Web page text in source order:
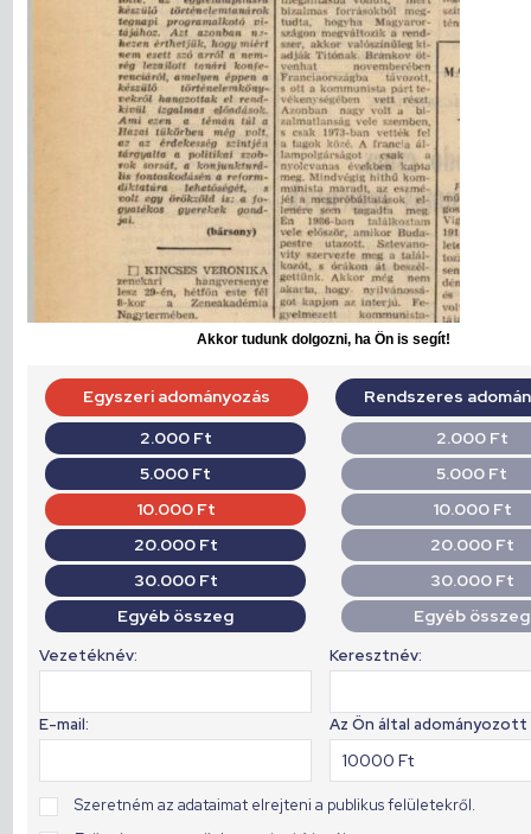
Akkor tudunk dolgozni, ha Ön is segít!